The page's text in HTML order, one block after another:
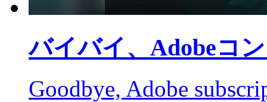
バイバイ、Adobeコ
Goodbye, Adobe